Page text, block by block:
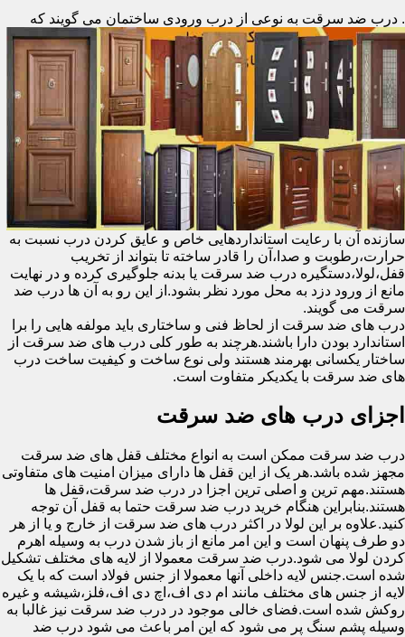
. درب ضد سرقت به نوعی از درب ورودی ساختمان می گویند که
سازنده آن با رعایت استانداردهایی خاص و عایق کردن درب نسبت به
حرارت،رطوبت و صدا،آن را قادر ساخته تا بتواند از تخریب
قفل،لولا،دستگیره درب ضد سرقت یا بدنه جلوگیری کرده و در نهایت
مانع از ورود دزد به محل مورد نظر بشود.از این رو به آن ها درب ضد
سرقت می گویند.
درب های ضد سرقت از لحاظ فنی و ساختاری باید مولفه هایی را برا
استاندارد بودن دارا باشند.هرچند به طور کلی درب های ضد سرقت از
ساختار یکسانی بهرمند هستند ولی نوع ساخت و کیفیت ساخت درب
های ضد سرقت با یکدیکر متفاوت است.
اجزای درب های ضد سرقت
درب ضد سرقت ممکن است به انواع مختلف قفل های ضد سرقت
مجهز شده باشد.هر یک از این قفل ها دارای میزان امنیت های متفاوتی
هستند.مهم ترین و اصلی ترین اجزا در درب ضد سرقت،قفل ها
هستند.بنابراین هنگام خرید درب ضد سرقت حتما به قفل آن توجه
کنید.علاوه بر این لولا در اکثر درب های ضد سرقت از خارج و یا از هر
دو طرف پنهان است و این امر مانع از باز شدن درب به وسیله اهرم
کردن لولا می شود.درب ضد سرقت معمولا از لایه های مختلف تشکیل
شده است.جنس لایه داخلی آنها معمولا از جنس فولاد است که با یک
لایه از جنس های مختلف مانند ام دی اف،اچ دی اف،فلز،شیشه و غیره
روکش شده است.فضای خالی موجود در درب ضد سرقت نیز غالبا به
وسیله پشم سنگ پر می شود که این امر باعث می شود درب ضد